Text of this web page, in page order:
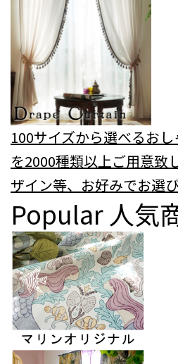
100サイズから選べるお
を2000種類以上ご用意致
ザイン等、お好みでお選
Popular 人気